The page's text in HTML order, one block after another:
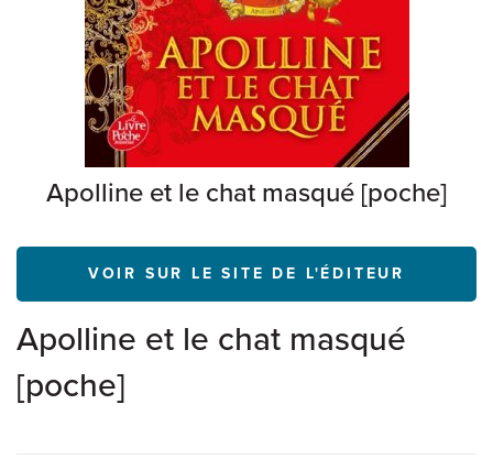
Apolline et le chat masqué [poche]
VOIR SUR LE SITE DE L'ÉDITEUR
Apolline et le chat masqué
[poche]